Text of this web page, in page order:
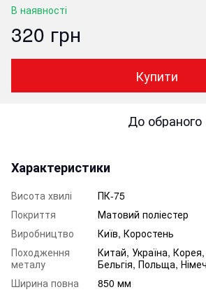
В наявності
320 грн
Купити
До обраного
Характеристики
Висота хвилі
ПК-75
Покриття
Матовий поліестер
Виробництво
Київ, Коростень
Походження
металу
Китай, Україна,
Бельгія, Польща,
Ширина повна
850 мм